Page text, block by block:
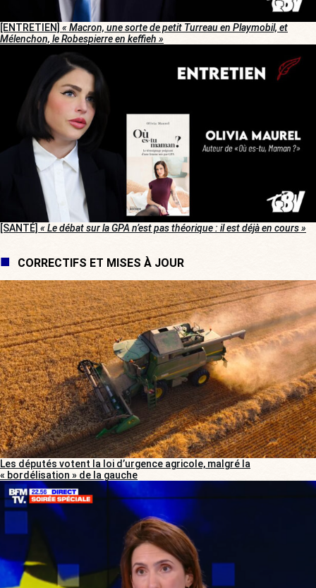
[ENTRETIEN] « Macron, une sorte de petit Turreau en Playmobil, et
Mélenchon, le Robespierre en keffieh »
[SANTÉ] « Le débat sur la GPA n’est pas théorique : il est déjà en cours »
CORRECTIFS ET MISES À JOUR
Les députés votent la loi d’urgence agricole, malgré la
« bordélisation » de la gauche